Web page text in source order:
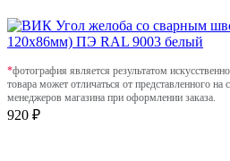
*фотография является результатом
товара может отличаться от представленного на
менеджеров магазина при оформлении заказа.
920 ₽